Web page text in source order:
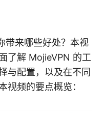
带来哪些好处？本视
了解 MojieVPN 的工
与配置，以及在不同
视频的要点概览：